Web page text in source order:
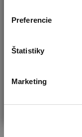
Preferencie
Štatistiky
Marketing